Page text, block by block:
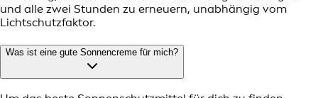
und alle zwei Stunden zu erneuern, unabhängig vom
Lichtschutzfaktor.
Was ist eine gute Sonnencreme für mich?